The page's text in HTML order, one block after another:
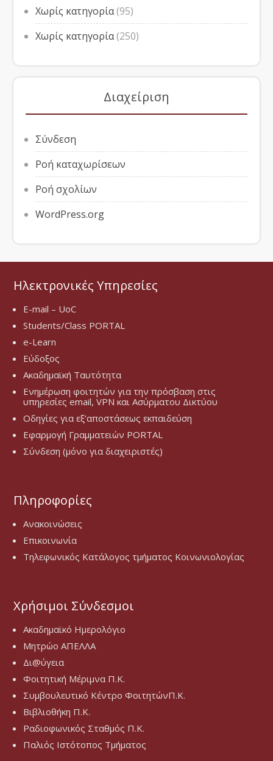
Χωρίς κατηγορία(95)
Χωρίς κατηγορία(250)
Διαχείριση
Σύνδεση
Ροή καταχωρίσεων
Ροή σχολίων
WordPress.org
Ηλεκτρονικές Υπηρεσίες
E-mail – UoC
Students/Class PORTAL
e-Learn
Εύδοξος
Ακαδημαϊκή Ταυτότητα
Ενημέρωση φοιτητών για την πρόσβαση στις
υπηρεσίες email, VPN και Ασύρματου Δικτύου
Οδηγίες για εξ’αποστάσεως εκπαιδεύση
Εφαρμογή Γραμματειών PORTAL
Σύνδεση (μόνο για διαχειριστές)
Πληροφορίες
Ανακοινώσεις
Επικοινωνία
Τηλεφωνικός Κατάλογος τμήματος Κοινωνιολογίας
Χρήσιμοι Σύνδεσμοι
Ακαδημαϊκό Ημερολόγιο
Μητρώο ΑΠΕΛΛΑ
Δι@ύγεια
Φοιτητική Μέριμνα Π.Κ.
Συμβουλευτικό Κέντρο ΦοιτητώνΠ.Κ.
Βιβλιοθήκη Π.Κ.
Ραδιοφωνικός Σταθμός Π.Κ.
Παλιός Ιστότοπος Τμήματος